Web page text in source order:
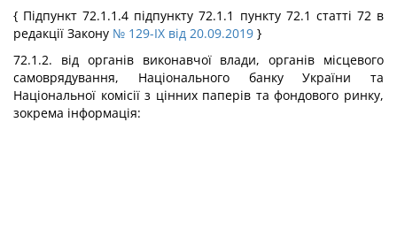
{ Підпункт 72.1.1.4 підпункту 72.1.1 пункту 72.1 статті 72 в
редакції Закону № 129-IX від 20.09.2019 }
72.1.2. від органів виконавчої влади, органів місцевого
самоврядування, Національного банку України та
Національної комісії з цінних паперів та фондового ринку,
зокрема інформація: